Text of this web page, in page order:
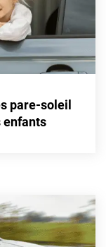
pare-soleil
enfants